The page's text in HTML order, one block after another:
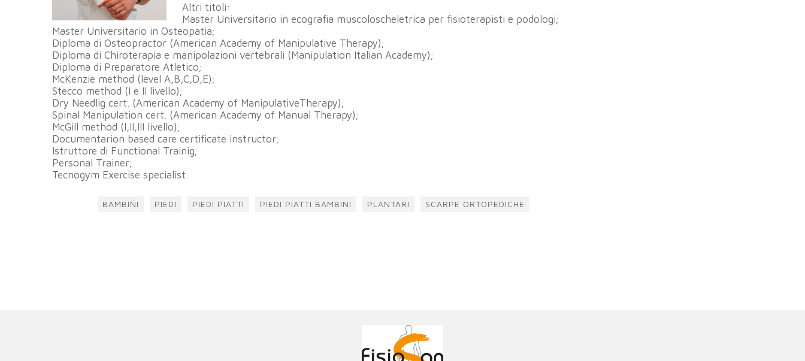
Altri titoli:
Master Universitario in ecografia muscoloscheletrica per fisioterapisti e podologi;
Master Universitario in Osteopatia;
Diploma di Osteopractor (American Academy of Manipulative Therapy);
Diploma di Chiroterapia e manipolazioni vertebrali (Manipulation Italian Academy);
Diploma di Preparatore Atletico;
McKenzie method (level A,B,C,D,E);
Stecco method (I e II livello);
Dry Needlig cert. (American Academy of ManipulativeTherapy);
Spinal Manipulation cert. (American Academy of Manual Therapy);
McGill method (I,II,III livello);
Documentarion based care certificate instructor;
Istruttore di Functional Trainig;
Personal Trainer;
Tecnogym Exercise specialist.
BAMBINI PIEDI PIEDI PIATTI PIEDI PIATTI BAMBINI PLANTARI SCARPE ORTOPEDICHE